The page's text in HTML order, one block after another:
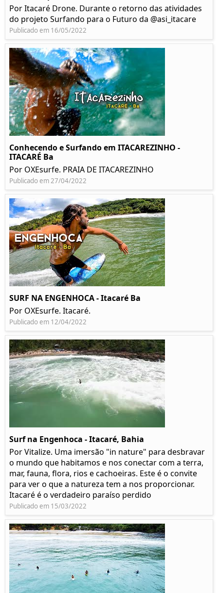
Por Itacaré Drone. Durante o retorno das atividades
do projeto Surfando para o Futuro da @asi_itacare
Publicado em 16/05/2022
Conhecendo e Surfando em ITACAREZINHO -
ITACARÉ Ba
Por OXEsurfe. PRAIA DE ITACAREZINHO
Publicado em 27/04/2022
SURF NA ENGENHOCA - Itacaré Ba
Por OXEsurfe. Itacaré.
Publicado em 12/04/2022
Surf na Engenhoca - Itacaré, Bahia
Por Vitalize. Uma imersão "in nature" para desbravar
o mundo que habitamos e nos conectar com a terra,
mar, fauna, flora, rios e cachoeiras. Este é o convite
para ver o que a natureza tem a nos proporcionar.
Itacaré é o verdadeiro paraíso perdido
Publicado em 15/03/2022